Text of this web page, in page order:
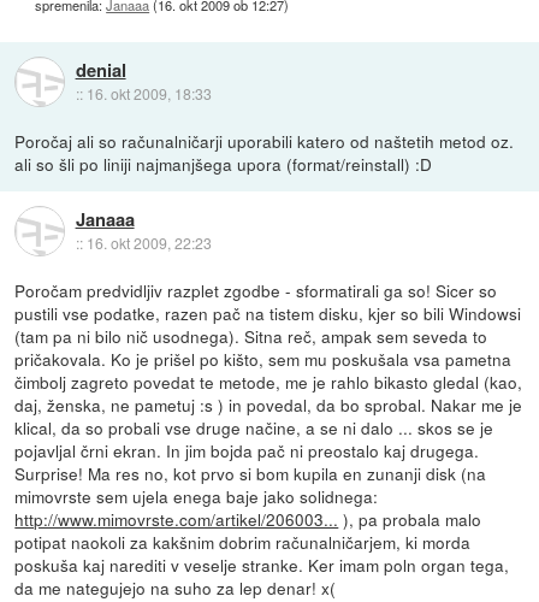
spremenila:Janaaa(16. okt 2009 ob 12:27)
denial
:: 16. okt 2009, 18:33
Poročaj ali so računalničarji uporabili katero od naštetih metod oz.
ali so šli po liniji najmanjšega upora (format/reinstall) :D
Janaaa
:: 16. okt 2009, 22:23
Poročam predvidljiv razplet zgodbe - sformatirali ga so! Sicer so
pustili vse podatke, razen pač na tistem disku, kjer so bili Windowsi
(tam pa ni bilo nič usodnega). Sitna reč, ampak sem seveda to
pričakovala. Ko je prišel po kišto, sem mu poskušala vsa pametna
čimbolj zagreto povedat te metode, me je rahlo bikasto gledal (kao,
daj, ženska, ne pametuj :s ) in povedal, da bo sprobal. Nakar me je
klical, da so probali vse druge načine, a se ni dalo ... skos se je
pojavljal črni ekran. In jim bojda pač ni preostalo kaj drugega.
Surprise! Ma res no, kot prvo si bom kupila en zunanji disk (na
mimovrste sem ujela enega baje jako solidnega:
http://www.mimovrste.com/artikel/206003... ), pa probala malo
potipat naokoli za kakšnim dobrim računalničarjem, ki morda
poskuša kaj narediti v veselje stranke. Ker imam poln organ tega,
da me nategujejo na suho za lep denar! x(